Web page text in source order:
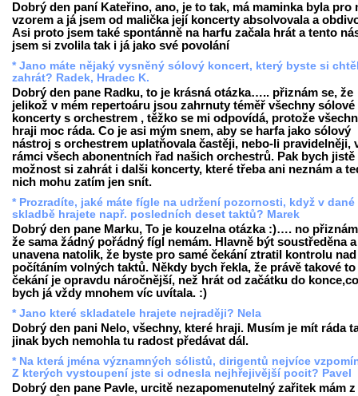
Dobrý den paní Kateřino, ano, je to tak, má maminka byla pro
vzorem a já jsem od malička její koncerty absolvovala a
Asi proto jsem také spontánně na harfu začala hrát a tento
jsem si zvolila tak i já jako své povolání
* Jano máte nějaký vysněný sólový koncert, který byste si
zahrát? Radek, Hradec K.
Dobrý den pane Radku, to je krásná otázka….. přiznám se, že
jelikož v mém repertoáru jsou zahrnuty téměř všechny sólové
koncerty s orchestrem , těžko se mi odpovídá, protože
hraji moc ráda. Co je asi mým snem, aby se harfa jako sólový
nástroj s orchestrem uplatňovala častěji, nebo-li pravidelněji,
rámci všech abonentních řad našich orchestrů. Pak bych jistě
možnost si zahrát i dalši koncerty, které třeba ani neznám a
nich mohu zatím jen snít.
* Prozradíte, jaké máte fígle na udržení pozornosti, když v dané
skladbě hrajete např. posledních deset taktů? Marek
Dobrý den pane Marku, To je kouzelna otázka :)…. no
že sama žádný pořádný fígl nemám. Hlavně být soustředěna
unavena natolik, že byste pro samé čekání ztratil kontrolu nad
počítáním volných taktů. Někdy bych řekla, že právě takové to
čekání je opravdu náročnější, než hrát od začátku do
bych já vždy mnohem víc uvítala. :)
* Jano které skladatele hrajete nejraději? Nela
Dobrý den pani Nelo, všechny, které hraji. Musím je mít ráda
jinak bych nemohla tu radost předávat dál.
* Na která jména významných sólistů, dirigentů nejvíce
Z kterých vystoupení jste si odnesla nejhřejivější pocit? Pavel
Dobrý den pane Pavle, urcitě nezapomenutelný zařitek mám z